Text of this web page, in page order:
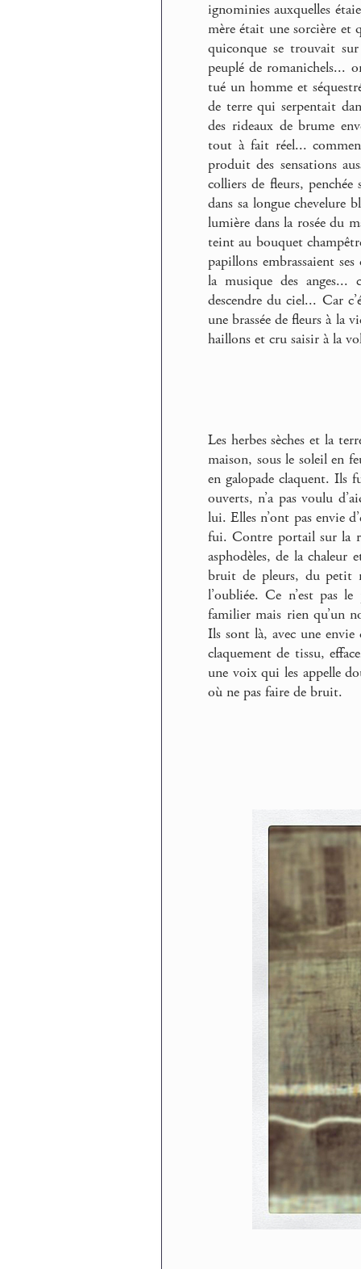
ignominies auxquelles
mère était une sorcière et
quiconque se trouvait
peuplé de romanichels...
tué un homme et
de terre qui serpentait
des rideaux de brume
tout à fait réel...
produit des sensations
colliers de fleurs,
dans sa longue chevelure
lumière dans la rosée du
teint au bouquet
papillons embrassaient
la musique des anges...
descendre du ciel... Car
une brassée de fleurs à la
haillons et cru saisir à la
Les herbes sèches et la
maison, sous le soleil en
en galopade claquent. Ils
ouverts, n’a pas voulu
lui. Elles n’ont pas envie
fui. Contre portail sur la
asphodèles, de la
bruit de pleurs, du petit
l’oubliée. Ce n’est pas
familier mais rien qu’un
Ils sont là, avec une
claquement de tissu,
une voix qui les appelle
où ne pas faire de bruit.